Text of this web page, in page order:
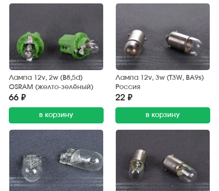
Лампа 12v, 2w (B8,5d)
OSRAM (желто-зелёный)
66 ₽
в корзину
Лампа 12v, 3w (T3W, BA9s)
Россия
22 ₽
в корзину